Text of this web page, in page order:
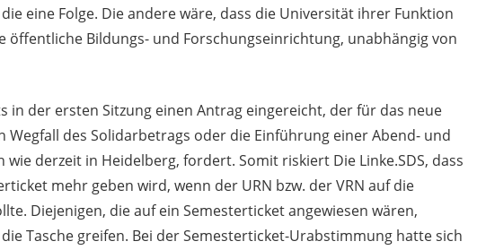
eine Folge. Die andere wäre, dass die Universität ihrer Funktion
öffentliche Bildungs- und Forschungseinrichtung, unabhängig von
in der ersten Sitzung einen Antrag eingereicht, der für das neue
Wegfall des Solidarbetrags oder die Einführung einer Abend- und
derzeit in Heidelberg, fordert. Somit riskiert Die Linke.SDS, dass
mehr geben wird, wenn der URN bzw. der VRN auf die
Diejenigen, die auf ein Semesterticket angewiesen wären,
Tasche greifen. Bei der Semesterticket-Urabstimmung hatte sich